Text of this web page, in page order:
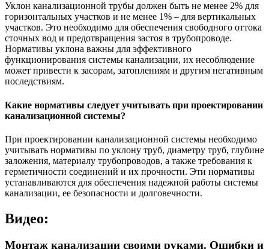
Уклон канализационной трубы должен быть не менее 2% для
горизонтальных участков и не менее 1% – для вертикальных
участков. Это необходимо для обеспечения свободного оттока
сточных вод и предотвращения застоя в трубопроводе.
Нормативы уклона важны для эффективного
функционирования системы канализации, их несоблюдение
может привести к засорам, затоплениям и другим негативным
последствиям.
Какие нормативы следует учитывать при проектировании
канализационной системы?
При проектировании канализационной системы необходимо
учитывать нормативы по уклону труб, диаметру труб, глубине
заложения, материалу трубопроводов, а также требования к
герметичности соединений и их прочности. Эти нормативы
устанавливаются для обеспечения надежной работы системы
канализации, ее безопасности и долговечности.
Видео:
Монтаж канализации своими руками. Ошибки и